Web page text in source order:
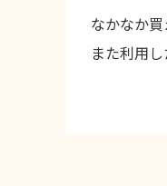
なかなか
また利用し